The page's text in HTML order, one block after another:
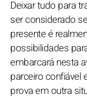
Deixar tudo para
ser considerado
presente é
possibilidades
embarcará nesta
parceiro confiável
prova em outra